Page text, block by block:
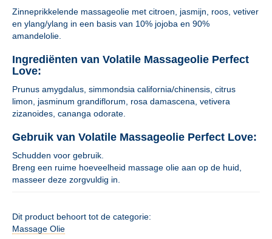
Zinneprikkelende massageolie met citroen, jasmijn, roos, vetiver
en ylang/ylang in een basis van 10% jojoba en 90%
amandelolie.
Ingrediënten van Volatile Massageolie Perfect
Love:
Prunus amygdalus, simmondsia california/chinensis, citrus
limon, jasminum grandiflorum, rosa damascena, vetivera
zizanoides, cananga odorate.
Gebruik van Volatile Massageolie Perfect Love:
Schudden voor gebruik.
Breng een ruime hoeveelheid massage olie aan op de huid,
masseer deze zorgvuldig in.
Dit product behoort tot de categorie:
Massage Olie